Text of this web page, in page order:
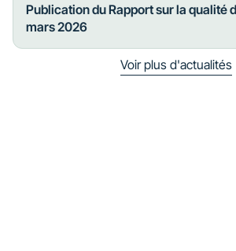
Publication du Rapport sur la qualité
mars 2026
Voir plus d'actualités